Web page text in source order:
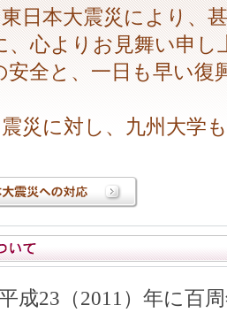
日本大震災により、
、心よりお見舞い申
安全と、一日も早い復
災に対し、九州大学
成23（2011）年に百